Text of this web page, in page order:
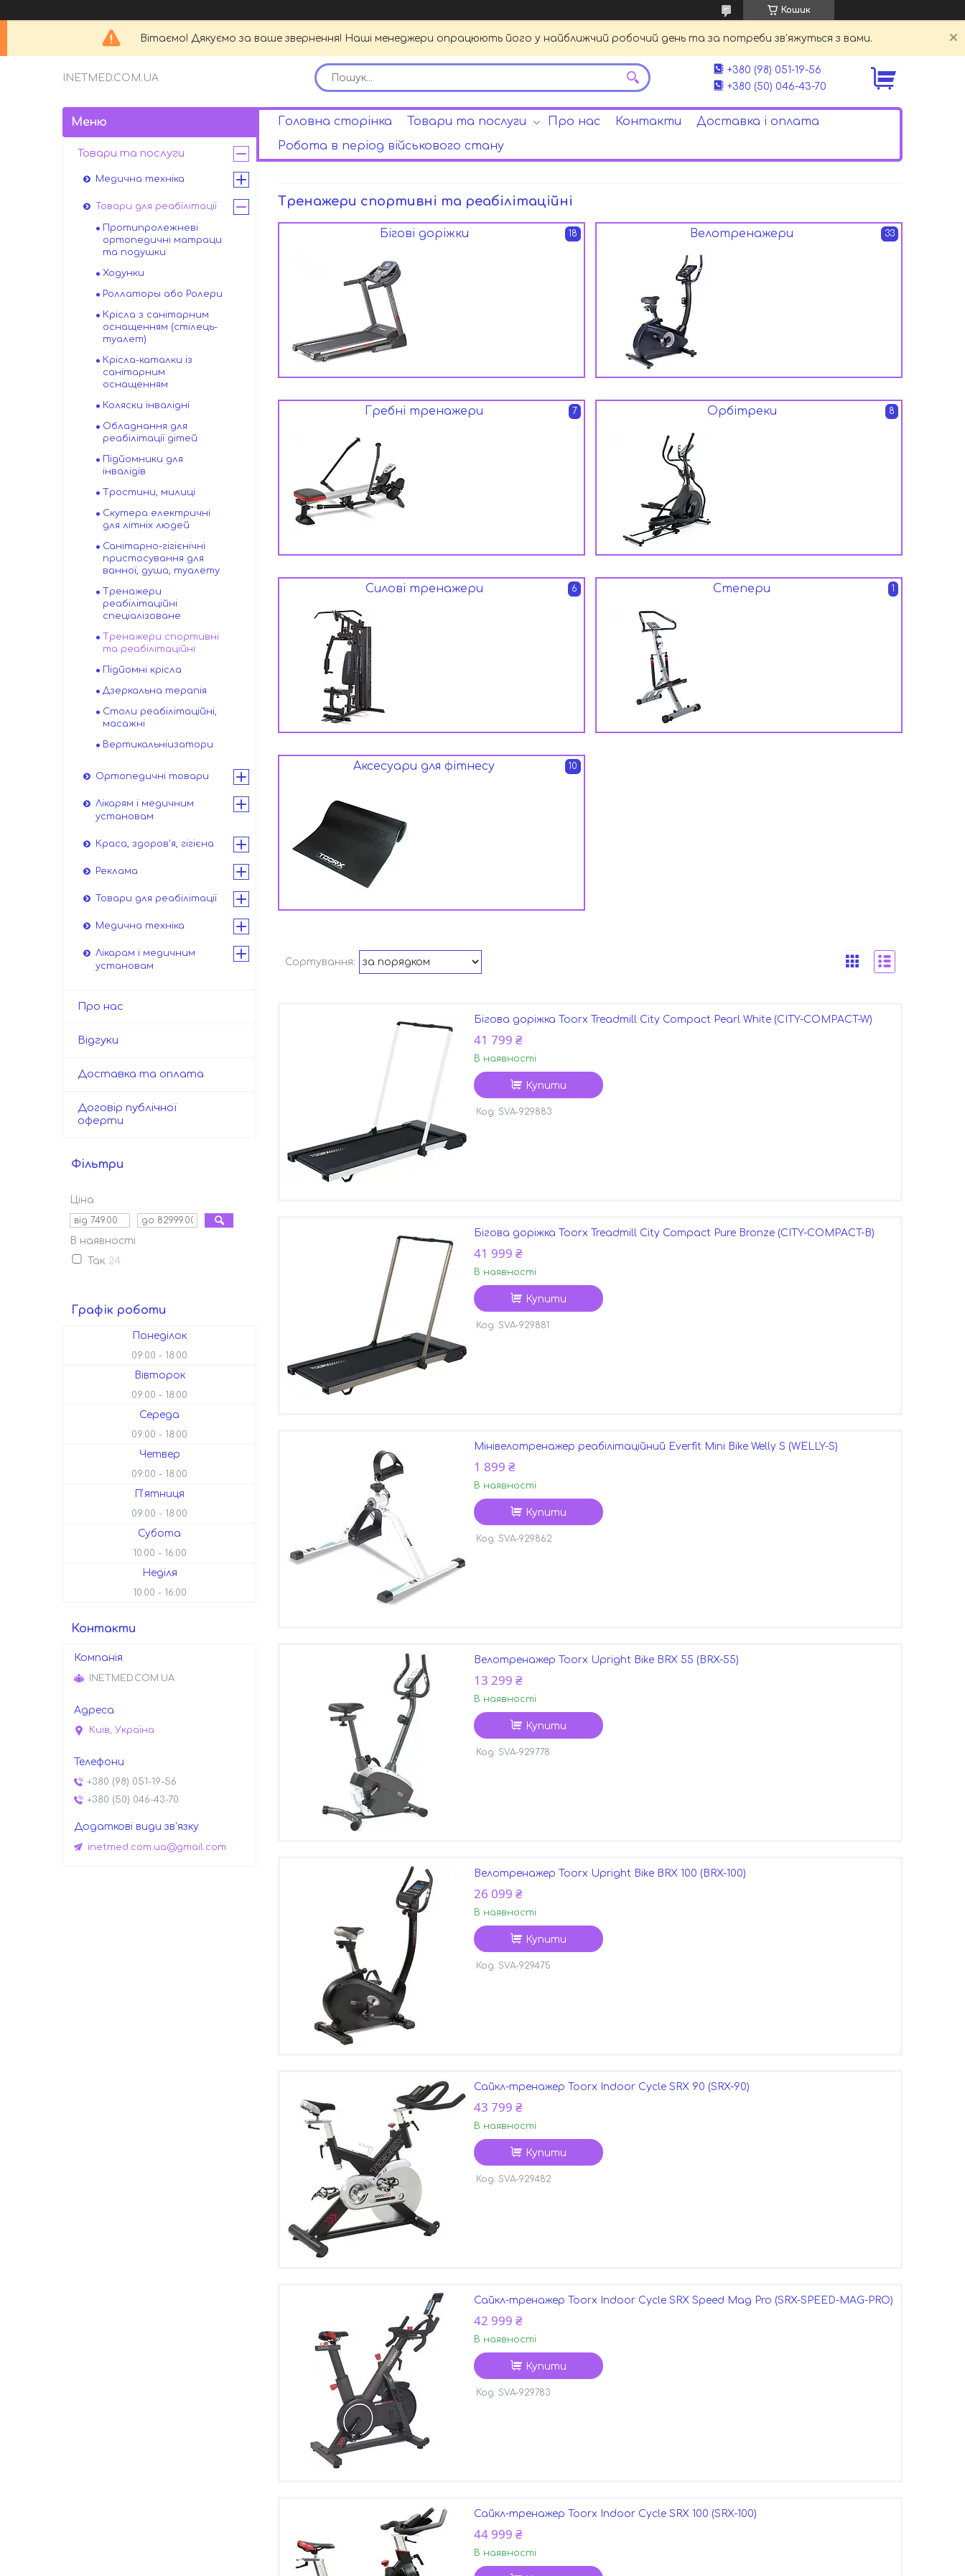
Кошик
Вітаємо! Дякуємо за ваше звернення! Наші менеджери опрацюють його у найближчий робочий день та за потреби зв’яжуться з вами.
INETMED.COM.UA
+380 (98) 051-19-56
+380 (50) 046-43-70
Головна сторінка Товари та послуги Про нас Контакти
Доставка і оплата
Робота в період військового стану
Тренажери спортивні та реабілітаційні
Бігові доріжки 18 Велотренажери 33
Гребні тренажери 7 Орбітреки 8
Силові тренажери 6 Степери 1
Аксесуари для фітнесу 10
Бігова доріжка Toorx Treadmill City Compact Pearl White (CITY-COMPACT-W)
41 799 ₴
В наявності
Купити
SVA-929883
Бігова доріжка Toorx Treadmill City Compact Pure Bronze (CITY-COMPACT-B)
41 999 ₴
В наявності
Купити
SVA-929881
Мінівелотренажер реабілітаційний Everfit Mini Bike Welly S (WELLY-S)
1 899 ₴
В наявності
Купити
SVA-929862
Велотренажер Toorx Upright Bike BRX 55 (BRX-55)
13 299 ₴
В наявності
Купити
SVA-929778
Велотренажер Toorx Upright Bike BRX 100 (BRX-100)
26 099 ₴
В наявності
Купити
SVA-929475
Сайкл-тренажер Toorx Indoor Cycle SRX 90 (SRX-90)
43 799 ₴
В наявності
Купити
SVA-929482
Сайкл-тренажер Toorx Indoor Cycle SRX Speed Mag Pro (SRX-SPEED-MAG-PRO)
42 999 ₴
В наявності
Купити
SVA-929783
Сайкл-тренажер Toorx Indoor Cycle SRX 100 (SRX-100)
44 999 ₴
В наявності
Товари та послуги
Медична техніка
Товари для реабілітації
Протипролежневі
ортопедичні матраци
та подушки
Ходунки
Роллаторы або Ролери
Крісла з санітарним
оснащенням (стілець-
туалет)
Крісла-каталки із
санітарним
оснащенням
Коляски інвалідні
Обладнання для
реабілітації дітей
Підйомники для
інвалідів
Тростини, милиці
Скутера електричні
для літніх людей
Санітарно-гігієнічні
пристосування для
ванної, душа, туалету
Тренажери
реабілітаційні
спеціалізоване
Тренажери спортивні
та реабілітаційні
Підйомні крісла
Дзеркальна терапія
Столи реабілітаційні,
масажні
Вертикальніизатори
Ортопедичні товари
Лікарям і медичним
установам
Краса, здоров'я, гігієна
Реклама
Товари для реабілітації
Медична техніка
Лікарам і медичним
установам
Про нас
Відгуки
Доставка та оплата
Договір публічної
оферти
Фільтри
Ціна
В наявності
Так 24
Графік роботи
Понеділок
09:00 18:00
Вівторок
09:00 18:00
Середа
09:00 18:00
Четвер
09:00 18:00
Пʼятниця
09:00 18:00
Субота
10:00 16:00
Неділя
10:00 16:00
Контакти
INETMED.COM.UA
Київ, Україна
+380 (98) 051-19-56
+380 (50) 046-43-70
inetmed.com.ua@gmail.com